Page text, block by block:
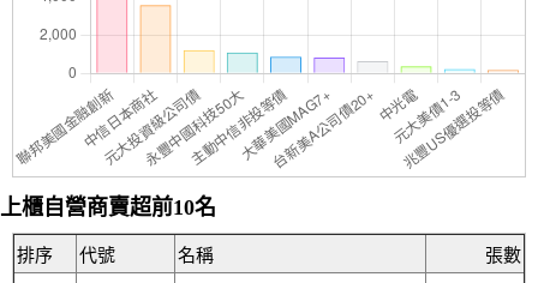
上櫃自營商賣超前10名
排序 代號 名稱
張數